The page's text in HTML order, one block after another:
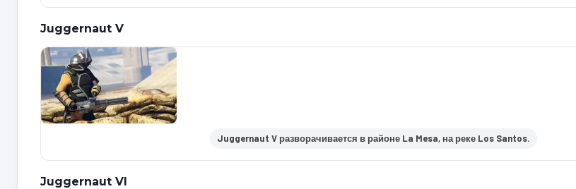
Juggernaut V
Juggernaut V разворачивается в районе La Mesa, на реке Los Santos.
Juggernaut VI